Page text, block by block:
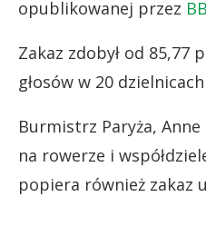
opublikowanej przez
Zakaz zdobył od 85,77
głosów w 20
Burmistrz Paryża,
na rowerze i
popiera również zakaz